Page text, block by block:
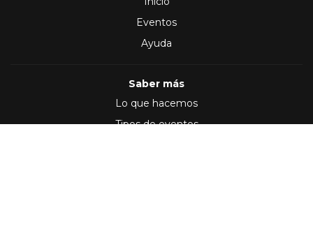
Eventos
Ayuda
Saber más
Lo que hacemos
Tipos de eventos